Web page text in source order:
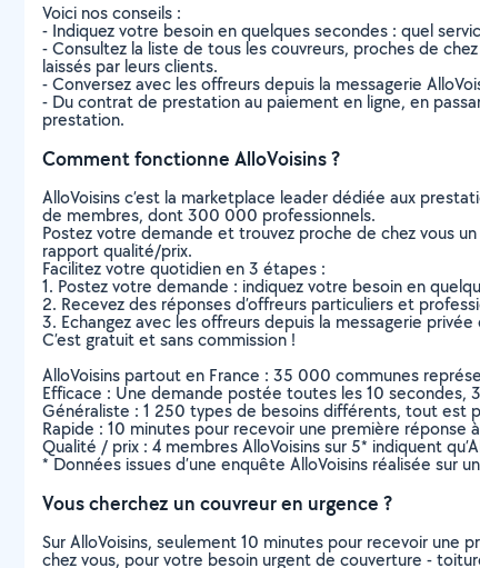
Voici nos conseils :
- Indiquez votre besoin en quelques secondes : quel
- Consultez la liste de tous les couvreurs, proches de
laissés par leurs clients.
- Conversez avec les offreurs depuis la messagerie
- Du contrat de prestation au paiement en ligne, en
prestation.
Comment fonctionne AlloVoisins ?
AlloVoisins c’est la marketplace leader dédiée aux
de membres, dont 300 000 professionnels.
Postez votre demande et trouvez proche de chez vous
rapport qualité/prix.
Facilitez votre quotidien en 3 étapes :
1. Postez votre demande : indiquez votre besoin en
2. Recevez des réponses d’offreurs particuliers et
3. Echangez avec les offreurs depuis la messagerie
C’est gratuit et sans commission !
AlloVoisins partout en France : 35 000 communes
Efficace : Une demande postée toutes les 10 secondes,
Généraliste : 1 250 types de besoins différents, tout est
Rapide : 10 minutes pour recevoir une première réponse
Qualité / prix : 4 membres AlloVoisins sur 5* indiquent
* Données issues d’une enquête AlloVoisins réalisée sur
Vous cherchez un couvreur en urgence ?
Sur AlloVoisins, seulement 10 minutes pour recevoir
chez vous, pour votre besoin urgent de couverture -